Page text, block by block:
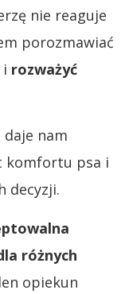
nie reaguje
porozmawiać
i rozważyć
nam
komfortu psa i
decyzji.
różnych
opiekun